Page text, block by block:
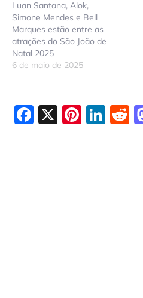
Luan Santana, Alok,
Simone Mendes e Bell
Marques estão entre as
atrações do São João de
Natal 2025
6 de maio de 2025
Facebook
X